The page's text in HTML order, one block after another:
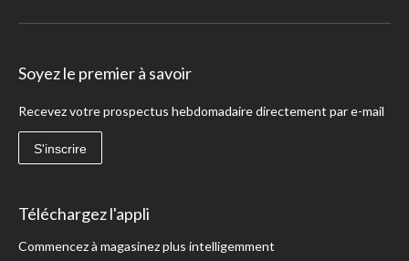
Soyez le premier à savoir
Recevez votre prospectus hebdomadaire directement par e-mail
S'inscrire
Téléchargez l'appli
Commencez à magasinez plus intelligemment